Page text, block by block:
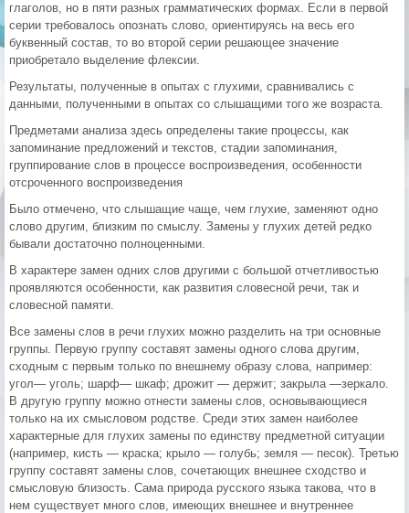
глаголов, но в пяти разных грамматических формах. Если в первой
серии требовалось опознать слово, ориентируясь на весь его
буквенный состав, то во второй серии решающее значение
приобретало выделение флексии.
Результаты, полученные в опытах с глухими, сравнивались с
данными, полученными в опытах со слышащими того же возраста.
Предметами анализа здесь определены такие процессы, как
запоминание предложений и текстов, стадии запоминания,
группирование слов в процессе воспроизведения, особенности
отсроченного воспроизведения
Было отмечено, что слышащие чаще, чем глухие, заменяют одно
слово другим, близким по смыслу. Замены у глухих детей редко
бывали достаточно полноценными.
В характере замен одних слов другими с большой отчетливостью
проявляются особенности, как развития словесной речи, так и
словесной памяти.
Все замены слов в речи глухих можно разделить на три основные
группы. Первую группу составят замены одного слова другим,
сходным с первым только по внешнему образу слова, например:
угол— уголь; шарф— шкаф; дрожит — держит; закрыла —зеркало.
В другую группу можно отнести замены слов, основывающиеся
только на их смысловом родстве. Среди этих замен наиболее
характерные для глухих замены по единству предметной ситуации
(например, кисть — краска; крыло — голубь; земля — песок). Третью
группу составят замены слов, сочетающих внешнее сходство и
смысловую близость. Сама природа русского языка такова, что в
нем существует много слов, имеющих внешнее и внутреннее